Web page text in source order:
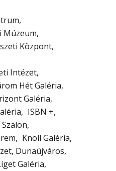
Múzeum
Központ
Intézet
Hét Galéria
Galéria
ISBN +
Knoll Galéria
Dunaújváros
Galéria